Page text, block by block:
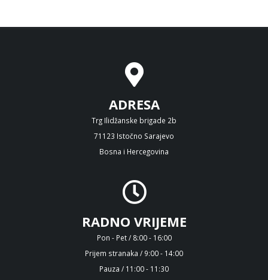
ADRESA
Trg Ilidžanske brigade 2b
71123 Istočno Sarajevo
Bosna i Hercegovina
RADNO VRIJEME
Pon - Pet / 8:00 - 16:00
Prijem stranaka / 9:00 - 14:00
Pauza / 11:00 - 11:30